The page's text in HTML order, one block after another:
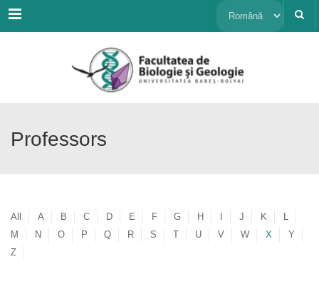
Menu Alege
limbă
Professors
All A B C D E F G H J K
L
M
N O P Q R S T U V W X
Y
Z